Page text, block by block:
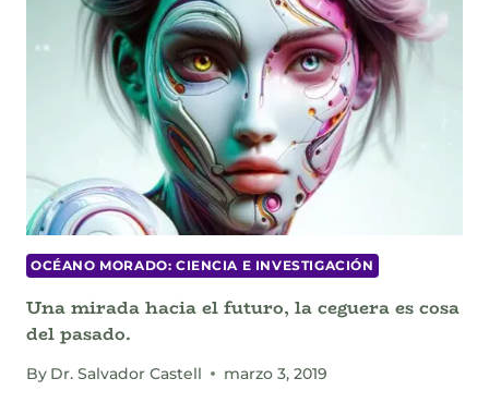
UN
MEDIOCRE
ASESINO.
OCÉANO MORADO: CIENCIA E INVESTIGACIÓN
Una mirada hacia el futuro, la ceguera es cosa
del pasado.
By Dr. Salvador Castell marzo 3, 2019